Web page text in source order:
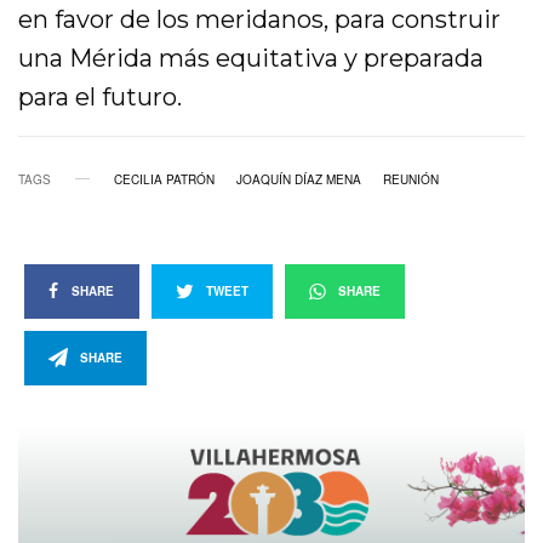
en favor de los meridanos, para construir
una Mérida más equitativa y preparada
para el futuro.
TAGS CECILIA PATRÓN JOAQUÍN DÍAZ MENA REUNIÓN
SHARE TWEET SHARE
SHARE